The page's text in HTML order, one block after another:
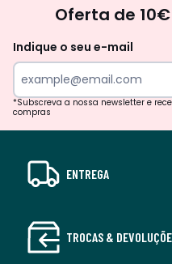
Oferta de
Indique o seu e-mail
*Subscreva a nossa newsletter e
compras
ENTREGA
TROCAS &